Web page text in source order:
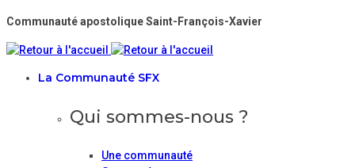
Communauté apostolique Saint-François-Xavier
La Communauté SFX
Qui sommes-nous ?
Une communauté